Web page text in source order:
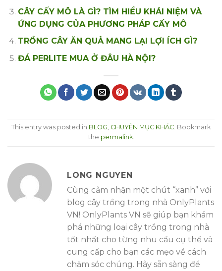
CÂY CẤY MÔ LÀ GÌ? TÌM HIỂU KHÁI NIỆM VÀ
ỨNG DỤNG CỦA PHƯƠNG PHÁP CẤY MÔ
TRỒNG CÂY ĂN QUẢ MANG LẠI LỢI ÍCH GÌ?
ĐÁ PERLITE MUA Ở ĐÂU HÀ NỘI?
This entry was posted in BLOG, CHUYÊN MỤC KHÁC. Bookmark
the permalink.
LONG NGUYEN
Cùng cảm nhận một chút “xanh” với
blog cây trồng trong nhà OnlyPlants
VN! OnlyPlants VN sẽ giúp bạn khám
phá những loại cây trồng trong nhà
tốt nhất cho từng nhu cầu cụ thể và
cung cấp cho bạn các mẹo về cách
chăm sóc chúng. Hãy sẵn sàng để